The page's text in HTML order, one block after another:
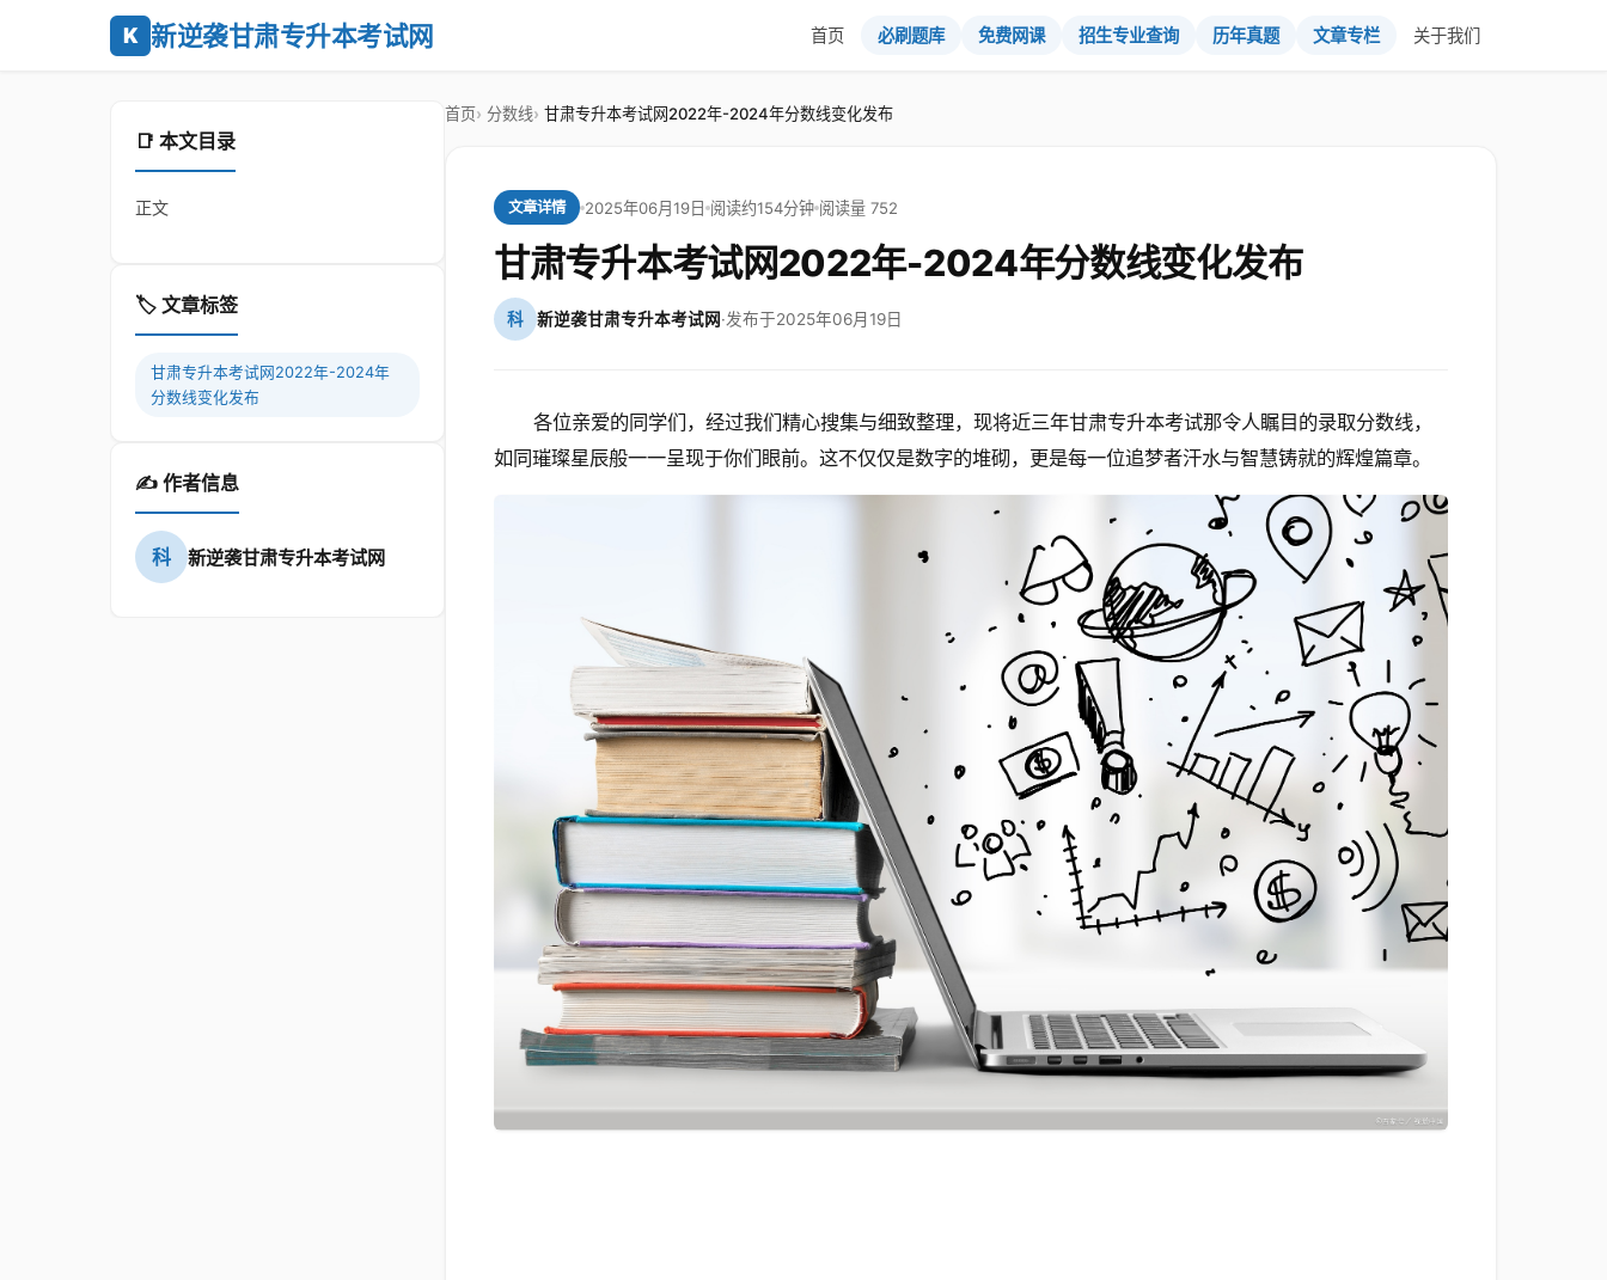
K 新逆袭甘肃专升本考试网 首页 必刷题库 免费网课 招生专业查询 历年真题 文章专栏 关于我们
📑 本文目录
正文
🏷️ 文章标签
甘肃专升本考试网2022年-2024年
分数线变化发布
✍️ 作者信息
科 新逆袭甘肃专升本考试网
首页 分数线 甘肃专升本考试网2022年-2024年分数线变化发布
文章详情 2025年06月19日 阅读约154分钟 阅读量 752
甘肃专升本考试网2022年-2024年分数线变化发布
科 新逆袭甘肃专升本考试网·发布于2025年06月19日
各位亲爱的同学们，经过我们精心搜集与细致整理，现将近三年甘肃专升本考试那令人瞩目的录取分数线，
如同璀璨星辰般一一呈现于你们眼前。这不仅仅是数字的堆砌，更是每一位追梦者汗水与智慧铸就的辉煌篇章。